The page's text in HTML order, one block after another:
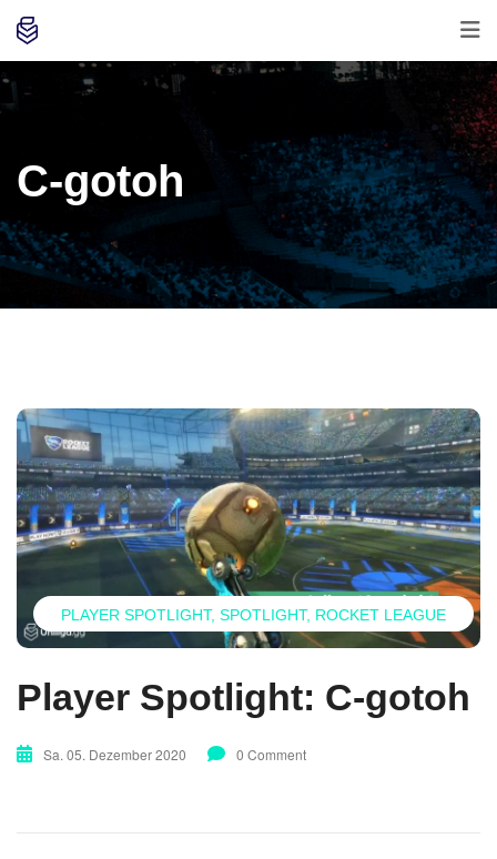
C-gotoh
PLAYER SPOTLIGHT SPOTLIGHT ROCKET LEAGUE
Player Spotlight: C-gotoh
Sa. 05. Dezember 2020 0 Comment